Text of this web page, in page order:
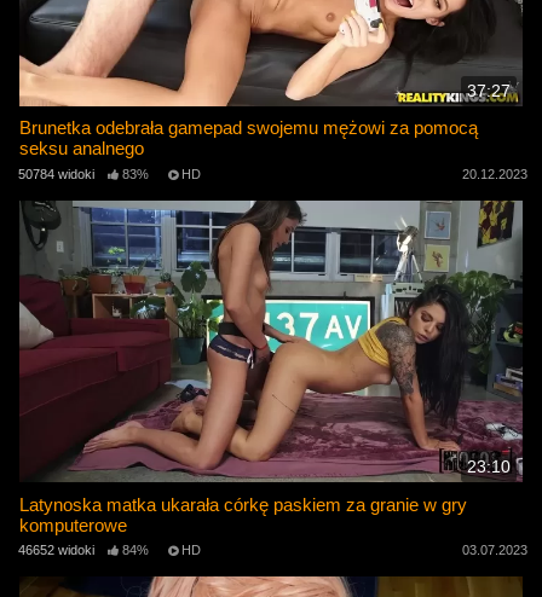
37:27
Brunetka odebrała gamepad swojemu mężowi za pomocą
seksu analnego
50784 widoki 83% HD 20.12.2023
23:10
Latynoska matka ukarała córkę paskiem za granie w gry
komputerowe
46652 widoki 84% HD 03.07.2023